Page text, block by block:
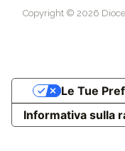
Copyright © 2026
Informativa sulla
Le Tue